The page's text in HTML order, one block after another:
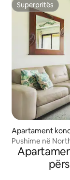
Superpritës
Superpritës
Apartament
Pushime në